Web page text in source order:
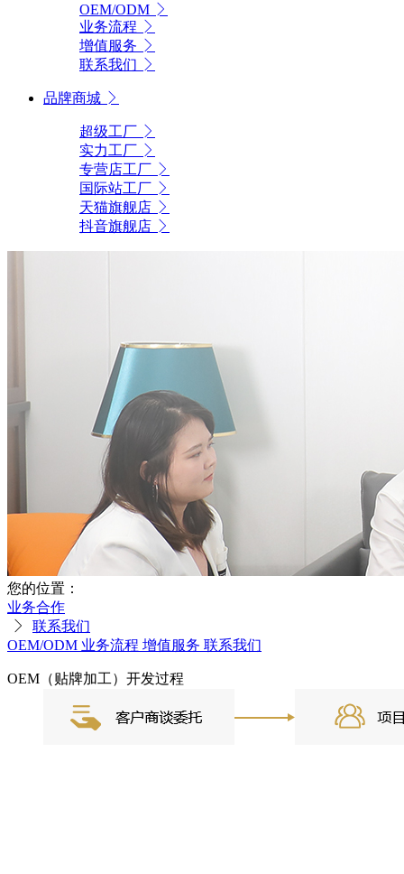
OEM/ODM
业务流程
增值服务
联系我们
品牌商城
超级工厂
实力工厂
专营店工厂
国际站工厂
天猫旗舰店
抖音旗舰店
您的位置：
业务合作
联系我们
OEM/ODM 业务流程 增值服务 联系我们
OEM（贴牌加工）开发过程